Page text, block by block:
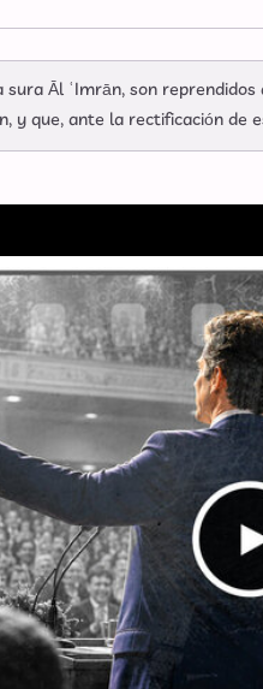
Āl ʿImrān, son
y que, ante la rectificación de